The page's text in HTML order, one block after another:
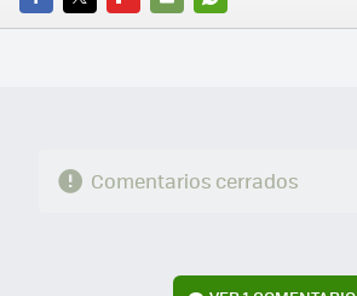
FACEBOOK
TWITTERFLIPBOARD
E-
WHATSAPP
Comentarios cerrados